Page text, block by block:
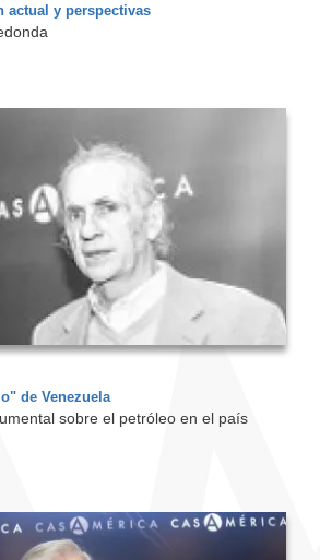
actual y perspectivas
de Venezuela
sobre el petróleo en el país